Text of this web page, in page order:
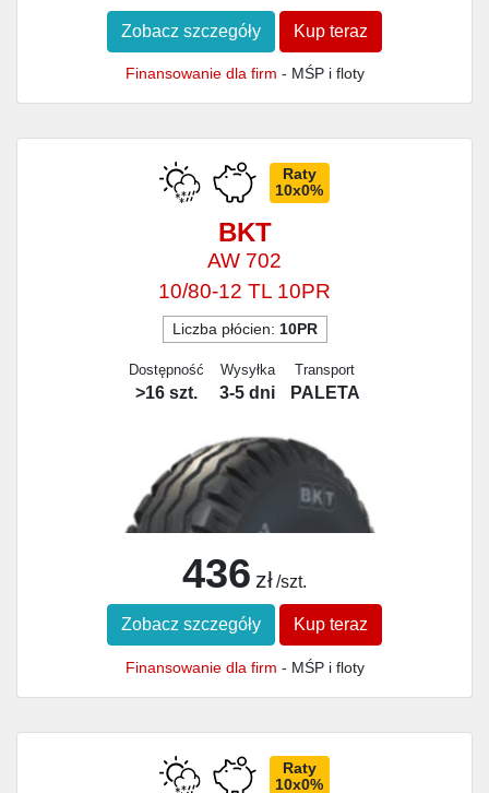
Zobacz szczegóły Kup teraz
Finansowanie dla firm - MŚP i floty
Raty
10x0%
BKT
AW 702
10/80-12 TL 10PR
Liczba płócien: 10PR
Dostępność
>16 szt.
Wysyłka
3-5 dni
Transport
PALETA
436 zł /szt.
Zobacz szczegóły Kup teraz
Finansowanie dla firm - MŚP i floty
Raty
10x0%